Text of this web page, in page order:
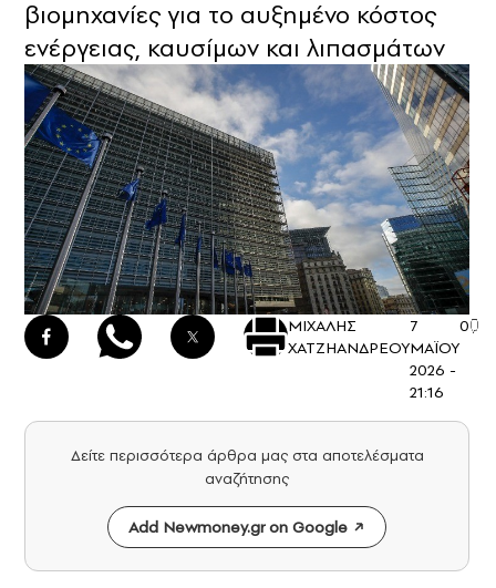
βιομηχανίες για το αυξημένο κόστος
ενέργειας, καυσίμων και λιπασμάτων
ΜΙΧΑΛΗΣ
ΧΑΤΖΗΑΝΔΡΕΟΥ
7
ΜΑΪΟΥ
2026 -
21:16
0
Δείτε περισσότερα άρθρα μας στα αποτελέσματα
αναζήτησης
Add Newmoney.gr on Google